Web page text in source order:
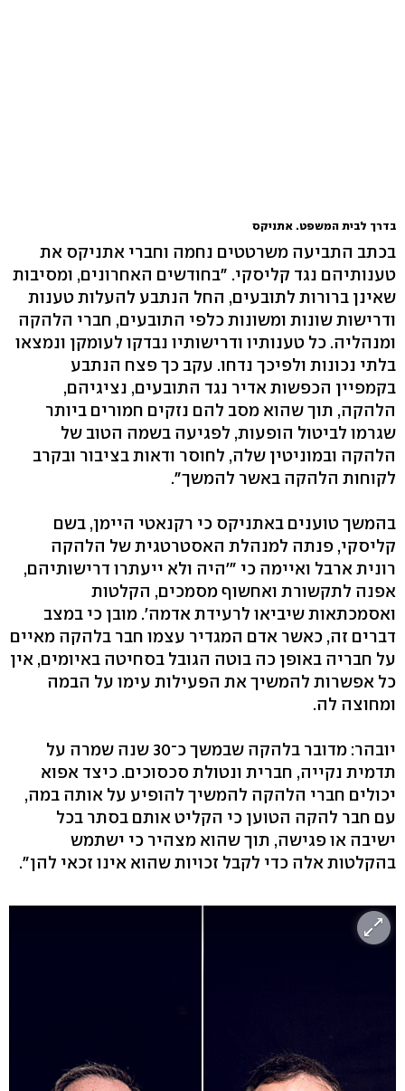
בדרך לבית המשפט. אתניקס
בכתב התביעה משרטטים נחמה וחברי אתניקס את
טענותיהם נגד קליסקי. "בחודשים האחרונים, ומסיבות
שאינן ברורות לתובעים, החל הנתבע להעלות טענות
ודרישות שונות ומשונות כלפי התובעים, חברי הלהקה
ומנהליה. כל טענותיו ודרישותיו נבדקו לעומקן ונמצאו
בלתי נכונות ולפיכך נדחו. עקב כך פצח הנתבע
בקמפיין הכפשות אדיר נגד התובעים, נציגיהם,
הלהקה, תוך שהוא מסב להם נזקים חמורים ביותר
שגרמו לביטול הופעות, לפגיעה בשמה הטוב של
הלהקה ובמוניטין שלה, לחוסר ודאות בציבור ובקרב
לקוחות הלהקה באשר להמשך".
בהמשך טוענים באתניקס כי רקנאטי היימן, בשם
קליסקי, פנתה למנהלת האסטרטגית של הלהקה
רונית ארבל ואיימה כי "'היה ולא ייעתרו דרישותיהם,
אפנה לתקשורת ואחשוף מסמכים, הקלטות
ואסמכתאות שיביאו לרעידת אדמה'. מובן כי במצב
דברים זה, כאשר אדם המגדיר עצמו חבר בלהקה מאיים
על חבריה באופן כה בוטה הגובל בסחיטה באיומים, אין
כל אפשרות להמשיך את הפעילות עימו על הבמה
ומחוצה לה.
יובהר: מדובר בלהקה שבמשך כ־30 שנה שמרה על
תדמית נקייה, חברית ונטולת סכסוכים. כיצד אפוא
יכולים חברי הלהקה להמשיך להופיע על אותה במה,
עם חבר להקה הטוען כי הקליט אותם בסתר בכל
ישיבה או פגישה, תוך שהוא מצהיר כי ישתמש
בהקלטות אלה כדי לקבל זכויות שהוא אינו זכאי להן".